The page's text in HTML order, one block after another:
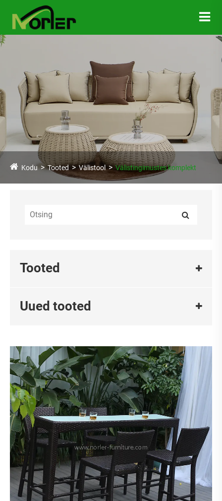
Kodu Tooted Välistool Välistingimustes komplekt
Tooted
Uued tooted